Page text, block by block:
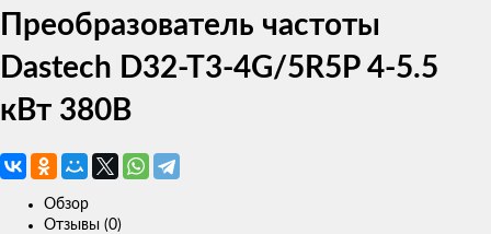
Преобразователь частоты
Dastech D32-T3-4G/5R5P 4-5.5
кВт 380В
Обзор
Отзывы (0)